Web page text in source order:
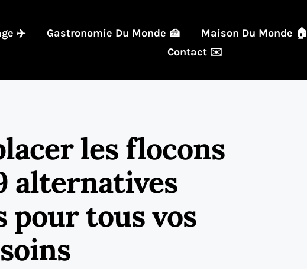
✈️ Gastronomie Du Monde 🍰 Maison Du Monde 🏠
Contact ✉️
les flocons
alternatives
pour tous vos